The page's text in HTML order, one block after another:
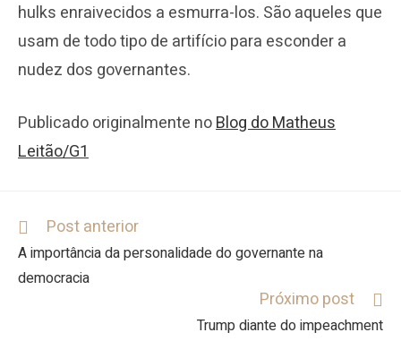
hulks enraivecidos a esmurra-los. São aqueles que
usam de todo tipo de artifício para esconder a
nudez dos governantes.
Publicado originalmente noBlog do Matheus
Leitão/G1
Post anterior
A importância da personalidade do governante na
democracia
Próximo post
Trump diante do impeachment